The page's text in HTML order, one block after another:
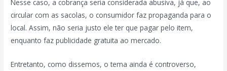
Nesse caso, a cobrança seria considerada abusiva, já que, ao
circular com as sacolas, o consumidor faz propaganda para o
local. Assim, não seria justo ele ter que pagar pelo item,
enquanto faz publicidade gratuita ao mercado.
Entretanto, como dissemos, o tema ainda é controverso,